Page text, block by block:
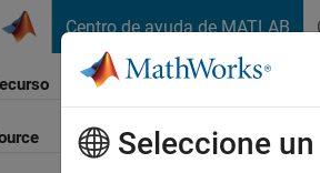
Centro de ayuda de MATLAB
Seleccione